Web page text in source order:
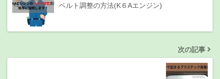
ベルト調整の方法(K６Aエンジン)
次の記事